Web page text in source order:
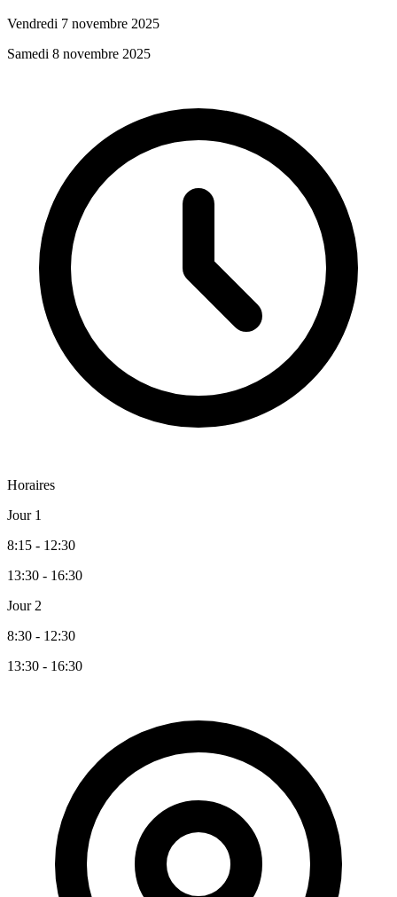
Vendredi 7 novembre 2025
Samedi 8 novembre 2025
Horaires
Jour 1
8:15 - 12:30
13:30 - 16:30
Jour 2
8:30 - 12:30
13:30 - 16:30